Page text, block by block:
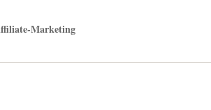
Marketing